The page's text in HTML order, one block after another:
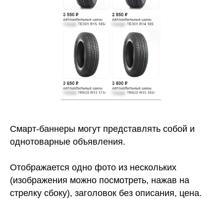
Смарт-баннеры могут представлять собой и
однотоварные объявления.
Отображается одно фото из нескольких
(изображения можно посмотреть, нажав на
стрелку сбоку), заголовок без описания, цена.